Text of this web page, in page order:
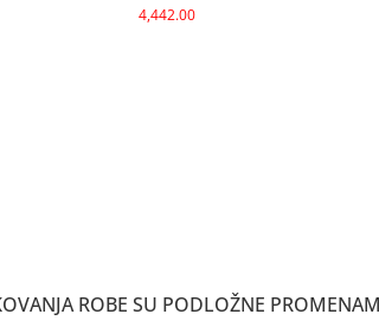
4,442.00
ROBE SU PODLOŽNE